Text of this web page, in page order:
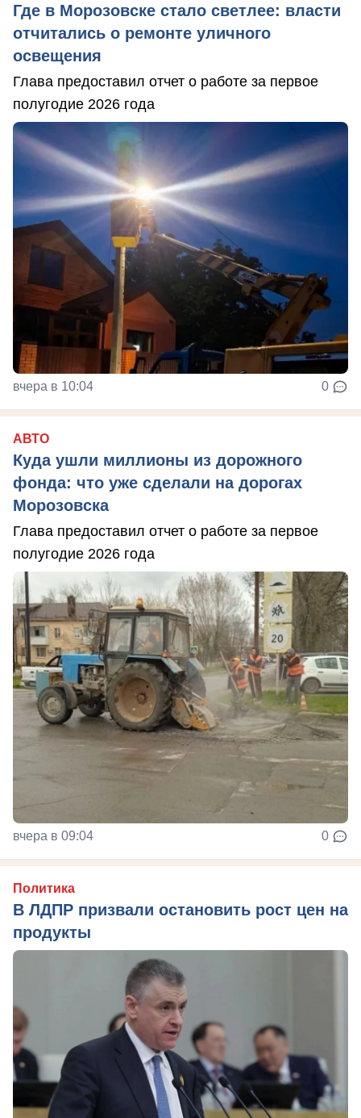
Где в Морозовске стало светлее: власти
отчитались о ремонте уличного
освещения
Глава предоставил отчет о работе за первое
полугодие 2026 года
вчера в 10:04 0
АВТО
Куда ушли миллионы из дорожного
фонда: что уже сделали на дорогах
Морозовска
Глава предоставил отчет о работе за первое
полугодие 2026 года
вчера в 09:04 0
Политика
В ЛДПР призвали остановить рост цен на
продукты